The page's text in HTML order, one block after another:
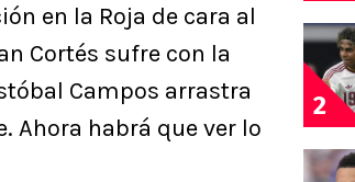
en la Roja de cara al
Cortés sufre con la
Campos arrastra
Ahora habrá que ver lo
2